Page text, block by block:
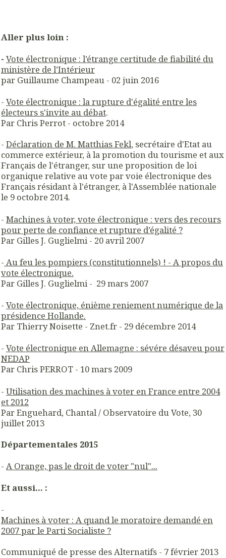
Aller plus loin :
- Vote électronique : l’étrange certitude de fiabilité du
ministère de l’Intérieur
par Guillaume Champeau - 02 juin 2016
- Vote électronique : la rupture d'égalité entre les
électeurs s'invite au débat.
Par Chris Perrot - octobre 2014
- Déclaration de M. Matthias Fekl, secrétaire d'Etat au
commerce extérieur, à la promotion du tourisme et aux
Français de l'étranger, sur une proposition de loi
organique relative au vote par voie électronique des
Français résidant à l'étranger, à l'Assemblée nationale
le 9 octobre 2014.
- Machines à voter, vote électronique : vers des recours
pour perte de confiance et rupture d’égalité ?
Par Gilles J. Guglielmi - 20 avril 2007
- Au feu les pompiers (constitutionnels) ! - A propos du
vote électronique.
Par Gilles J. Guglielmi - 29 mars 2007
- Vote électronique, énième reniement numérique de la
présidence Hollande.
Par Thierry Noisette - Znet.fr - 29 décembre 2014
- Vote électronique en Allemagne : sévére désaveu pour
NEDAP
Par Chris PERROT - 10 mars 2009
- Utilisation des machines à voter en France entre 2004
et 2012
Par Enguehard, Chantal / Observatoire du Vote, 30
juillet 2013
Départementales 2015
- A Orange, pas le droit de voter "nul"...
Et aussi... :
-
Machines à voter : A quand le moratoire demandé en
2007 par le Parti Socialiste ?
Communiqué de presse des Alternatifs - 7 février 2013